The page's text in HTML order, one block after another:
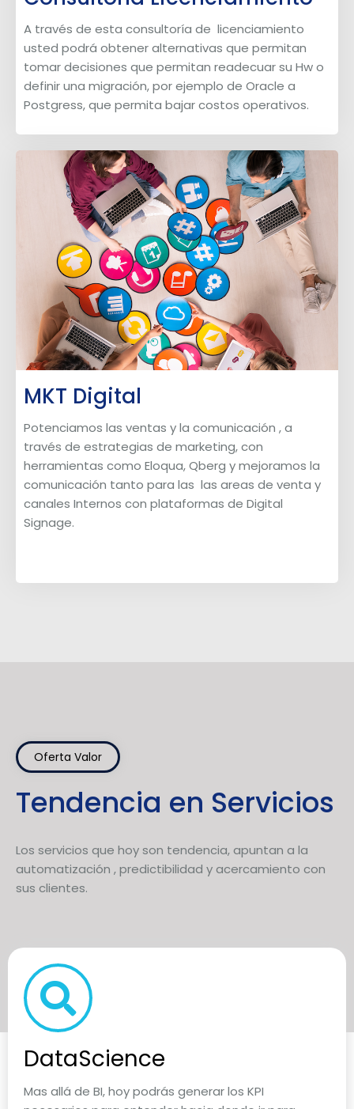
A través de esta consultoría de licenciamiento
usted podrá obtener alternativas que permitan
tomar decisiones que permitan readecuar su Hw o
definir una migración, por ejemplo de Oracle a
Postgress, que permita bajar costos operativos.
MKT Digital
Potenciamos las ventas y la comunicación , a
través de estrategias de marketing, con
herramientas como Eloqua, Qberg y mejoramos la
comunicación tanto para las las areas de venta y
canales Internos con plataformas de Digital
Signage.
Oferta Valor
Tendencia en Servicios
Los servicios que hoy son tendencia, apuntan a la
automatización , predictibilidad y acercamiento con
sus clientes.
DataScience
Mas allá de BI, hoy podrás generar los KPI